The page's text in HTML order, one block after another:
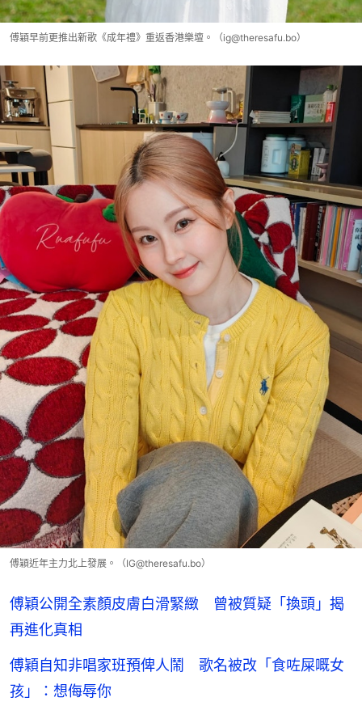
傅穎早前更推出新歌《成年禮》重返香港樂壇。（ig@theresafu.bo）
傅穎近年主力北上發展。（IG@theresafu.bo）
傅穎公開全素顏皮膚白滑緊緻 曾被質疑「換頭」揭
再進化真相
傅穎自知非唱家班預俾人鬧 歌名被改「食咗屎嘅女
孩」：想侮辱你